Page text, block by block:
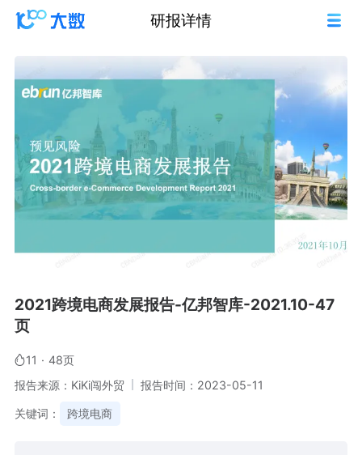
研报详情
2021跨境电商发展报告-亿邦智库-2021.10-47
页
11 · 48页
报告来源：KiKi闯外贸
报告时间：2023-05-11
关键词： 跨境电商